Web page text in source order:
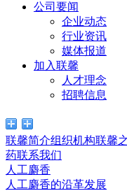
公司要闻
企业动态
行业资讯
媒体报道
加入联馨
人才理念
招聘信息
联馨简介组织机构联馨
药联系我们
人工麝香
人工麝香的沿革发展